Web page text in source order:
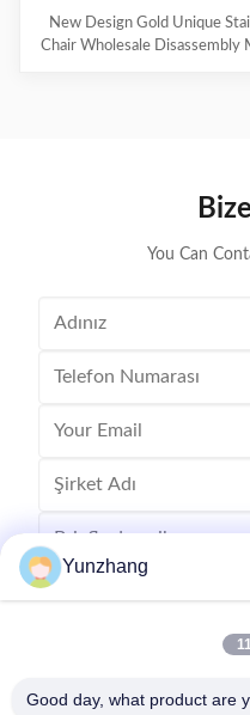
New Design Gold Unique
Chair Wholesale Disassembly
nowadays, also be the
You Can
Yunzhang
Good day, what product are